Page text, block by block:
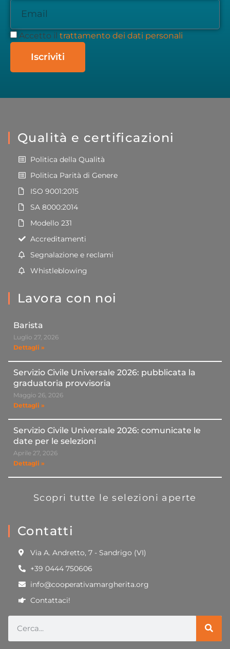
Accetto il trattamento dei dati personali
Iscriviti
Qualità e certificazioni
Politica della Qualità
Politica Parità di Genere
ISO 9001:2015
SA 8000:2014
Modello 231
Accreditamenti
Segnalazione e reclami
Whistleblowing
Lavora con noi
Barista
Luglio 27, 2026
Dettagli »
Servizio Civile Universale 2026: pubblicata la
graduatoria provvisoria
Maggio 26, 2026
Dettagli »
Servizio Civile Universale 2026: comunicate le
date per le selezioni
Aprile 27, 2026
Dettagli »
Scopri tutte le selezioni aperte
Contatti
Via A. Andretto, 7 - Sandrigo (VI)
+39 0444 750606
info@cooperativamargherita.org
Contattaci!